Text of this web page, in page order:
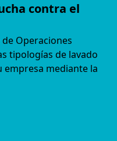
contra el
Operaciones
tipologías de lavado
mediante la